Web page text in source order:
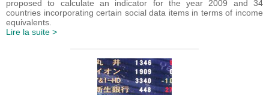
proposed to calculate an indicator for the year 2009 and 34
countries incorporating certain social data items in terms of income
equivalents.
Lire la suite >